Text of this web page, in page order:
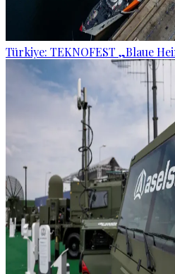
Türkiye: TEKNOFEST „Blaue